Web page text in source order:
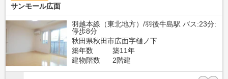
サンモール広面
羽越本線（東北地方）/羽後牛島駅 バス:23分:
停歩8分
秋田県秋田市広面字樋ノ下
築年数
築11年
建物階数
2階建